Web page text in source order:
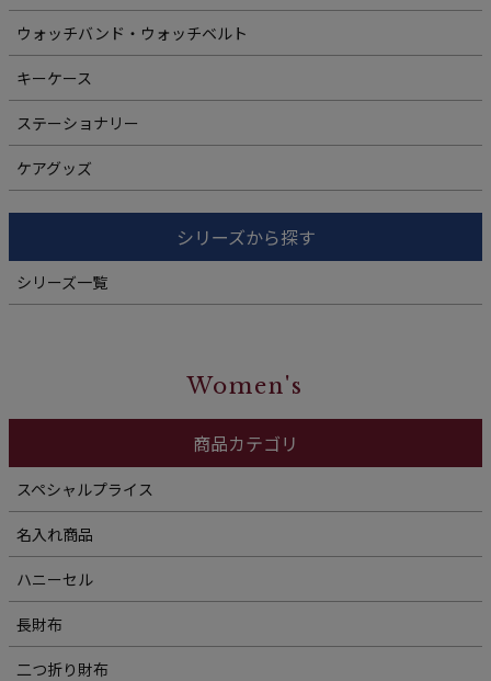
ウォッチバンド・ウォッチベルト
キーケース
ステーショナリー
ケアグッズ
シリーズから探す
シリーズ一覧
Women's
商品カテゴリ
スペシャルプライス
名入れ商品
ハニーセル
長財布
二つ折り財布